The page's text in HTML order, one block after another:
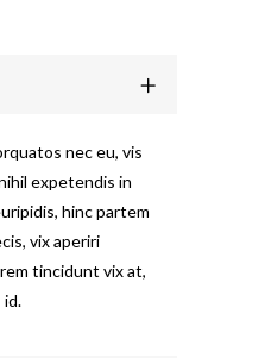
nec eu, vis
expetendis in
hinc partem
vix aperiri
tincidunt vix at,
id.